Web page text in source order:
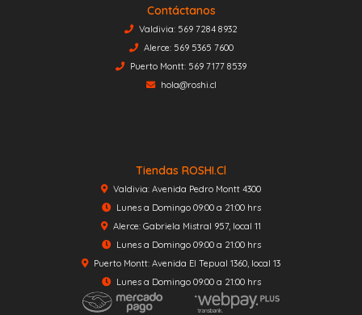
Contáctanos
Valdivia: 569 7284 8932
Alerce: 569 5365 7600
Puerto Montt: 569 7177 8539
hola@roshi.cl
Tiendas ROSHI.cl
Valdivia: Avenida Pedro Montt 4300
Lunes a Domingo 09:00 a 21:00 hrs
Alerce: Gabriela Mistral 957, local 11
Lunes a Domingo 09:00 a 21:00 hrs
Puerto Montt: Avenida El Tepual 1360, local 13
Lunes a Domingo 09:00 a 21:00 hrs